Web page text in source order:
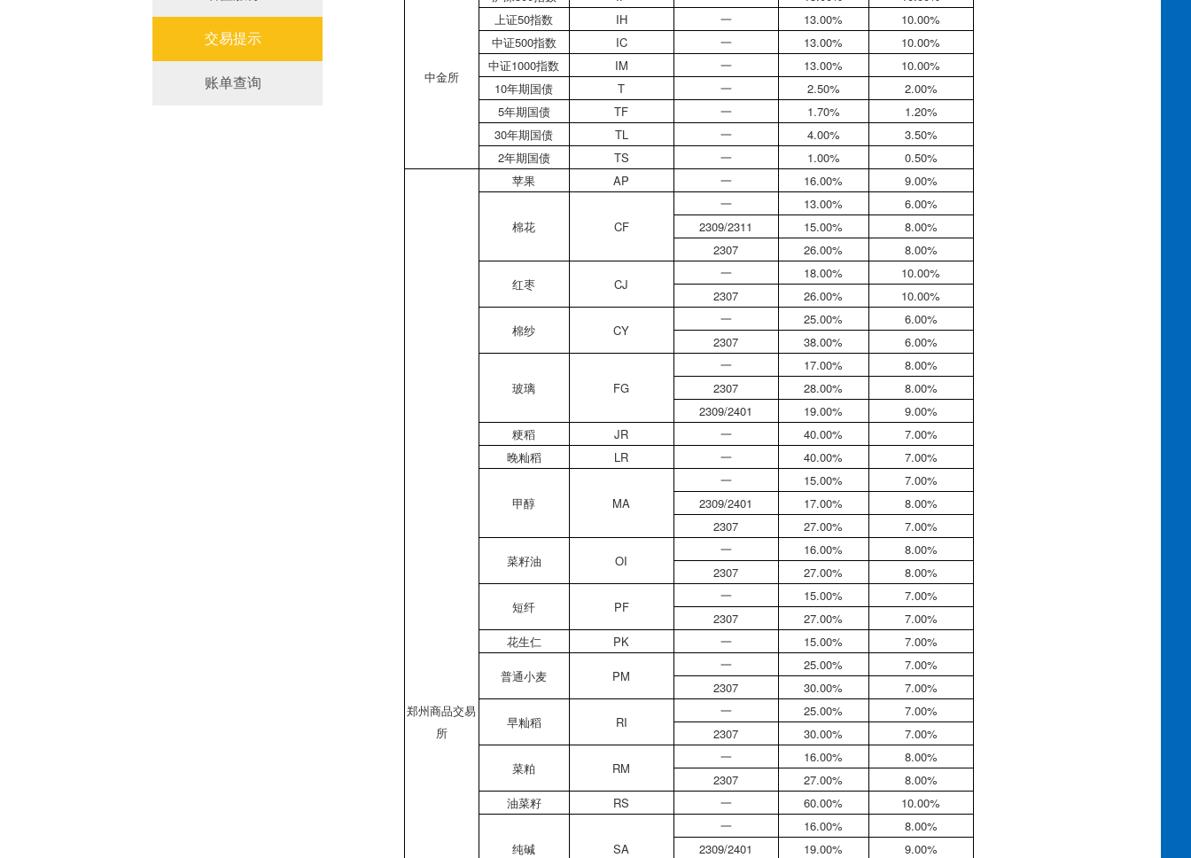
交易提示
账单查询 中金所
上证50指数
IH 一 13.00%
10.00%
中证500指数
IC 一 13.00%
10.00%
中证1000指数
IM 一 13.00%
10.00%
10年期国债
T 一 2.50%
2.00%
5年期国债
TF 一 1.70%
1.20%
30年期国债
TL 一 4.00%
3.50%
2年期国债
TS 一 1.00% 0.50%
郑州商品交易
所
苹果 AP 一 16.00% 9.00%
棉花 CF
一 13.00%
6.00%
2309/2311
15.00%
8.00%
2307
26.00% 8.00%
红枣 CJ
一 18.00%
10.00%
2307
26.00% 10.00%
棉纱 CY
一 25.00%
6.00%
2307
38.00% 6.00%
玻璃 FG
一 17.00%
8.00%
2307
28.00%
8.00%
2309/2401
19.00%
9.00%
粳稻
JR 一 40.00%
7.00%
晚籼稻
LR 一 40.00% 7.00%
甲醇 MA
一 15.00%
7.00%
2309/2401
17.00%
8.00%
2307
27.00% 7.00%
菜籽油 OI
一 16.00%
8.00%
2307
27.00% 8.00%
短纤 PF
一 15.00%
7.00%
2307
27.00%
7.00%
花生仁
PK 一 15.00% 7.00%
普通小麦 PM
一 25.00%
7.00%
2307
30.00% 7.00%
早籼稻 RI
一 25.00%
7.00%
2307
30.00% 7.00%
菜粕 RM
一 16.00%
8.00%
2307
27.00%
8.00%
油菜籽
RS 一 60.00% 10.00%
纯碱 SA
一 16.00%
8.00%
2309/2401
19.00%
9.00%